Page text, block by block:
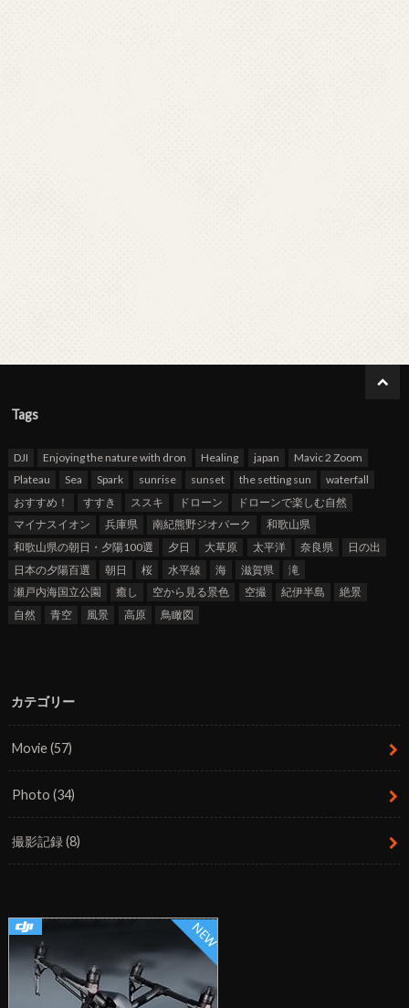
Tags
DJI Enjoying the nature with dron Healing japan
Mavic 2 Zoom
Plateau
Sea Spark sunrise sunset the setting sun
waterfall
おすすめ！
すすき ススキ ドローン
ドローンで楽しむ自然
マイナスイオン
兵庫県 南紀熊野ジオパーク
和歌山県
和歌山県の朝日・夕陽100選
夕日 大草原 太平洋 奈良県
日の出
日本の夕陽百選
朝日 桜 水平線 海 滋賀県
滝
瀬戸内海国立公園
癒し 空から見る景色 空撮 紀伊半島
絶景
自然
青空 風景 高原 鳥瞰図
カテゴリー
Movie(57)
Photo(34)
撮影記録(8)